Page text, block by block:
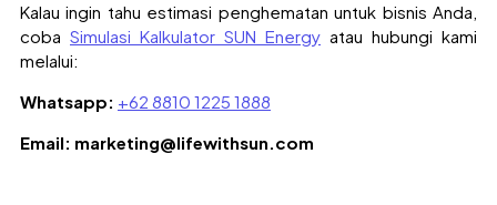
Kalau ingin tahu estimasi penghematan untuk bisnis Anda,
coba Simulasi Kalkulator SUN Energy atau hubungi kami
melalui:
Whatsapp: +62 8810 1225 1888
Email: marketing@lifewithsun.com